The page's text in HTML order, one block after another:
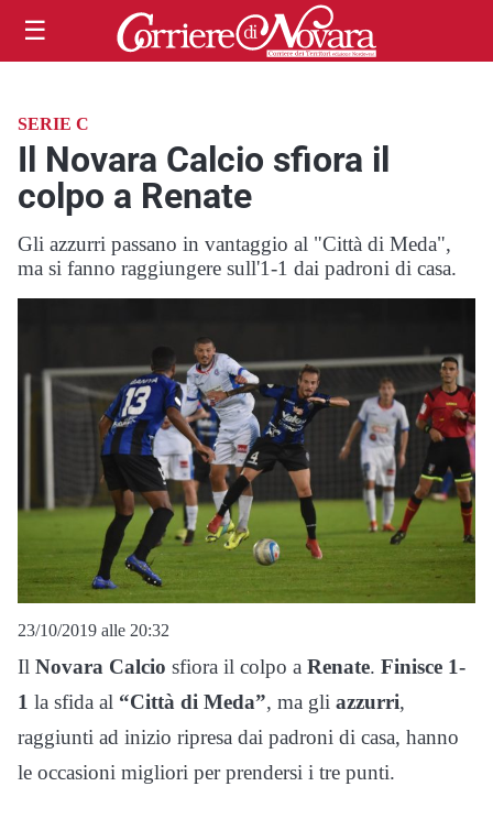
☰
SERIE C
Il Novara Calcio sfiora il
colpo a Renate
Gli azzurri passano in vantaggio al "Città di Meda",
ma si fanno raggiungere sull'1-1 dai padroni di casa.
23/10/2019 alle 20:32
Il Novara Calcio sfiora il colpo a Renate. Finisce 1-
1 la sfida al “Città di Meda”, ma gli azzurri,
raggiunti ad inizio ripresa dai padroni di casa, hanno
le occasioni migliori per prendersi i tre punti.